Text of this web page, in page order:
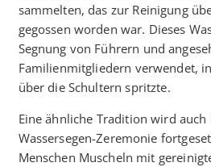
sammelten, das zur Reinigung
gegossen worden war. Dieses
Segnung von Führern und
Familienmitgliedern verwendet,
über die Schultern spritzte.
Eine ähnliche Tradition wird
Wassersegen-Zeremonie
Menschen Muscheln mit